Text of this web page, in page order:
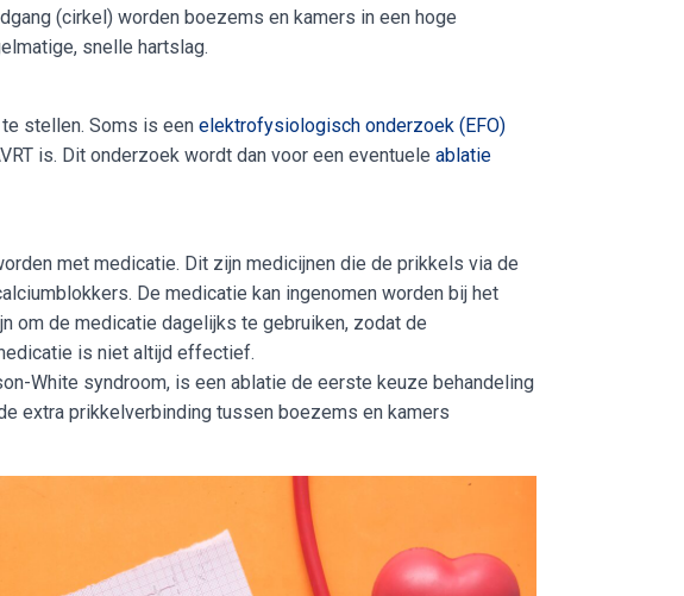
(cirkel) worden boezems en kamers in een hoge
snelle hartslag.
stellen. Soms is een elektrofysiologisch onderzoek (EFO)
is. Dit onderzoek wordt dan voor een eventuele ablatie
met medicatie. Dit zijn medicijnen die de prikkels via de
De medicatie kan ingenomen worden bij het
om de medicatie dagelijks te gebruiken, zodat de
is niet altijd effectief.
White syndroom, is een ablatie de eerste keuze behandeling
extra prikkelverbinding tussen boezems en kamers